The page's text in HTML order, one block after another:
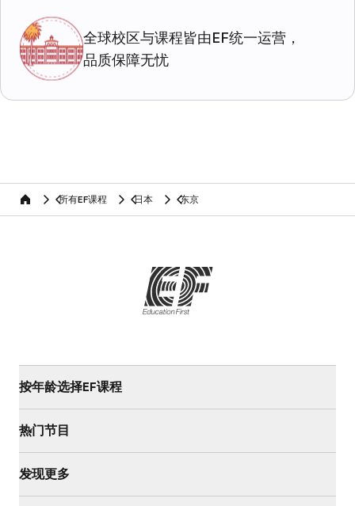
全球校区与课程皆由EF统一运营，
品质保障无忧
home 所有EF课程 日本 东京
按年龄选择EF课程
热门节目
发现更多